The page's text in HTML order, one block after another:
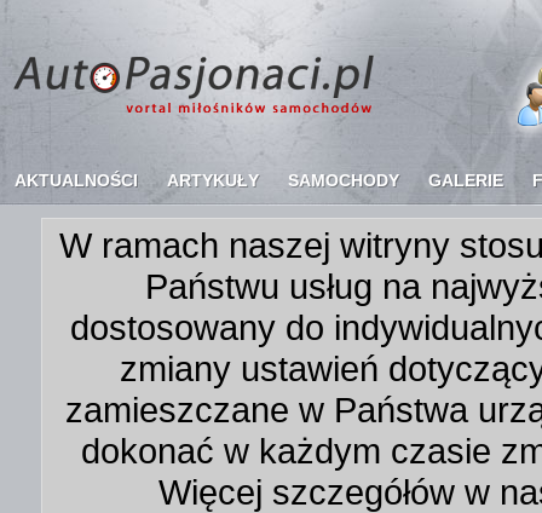
AKTUALNOŚCI ARTYKUŁY SAMOCHODY GALERIE
W ramach naszej witryny
Państwu usług na
dostosowany do
zmiany ustawień
zamieszczane w Państwa
dokonać w każdym czasie
Więcej szczegółów w